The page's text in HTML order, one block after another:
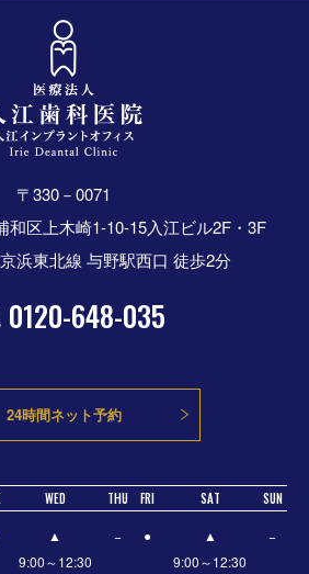
〒330－0071
和区上木崎1-10-15入江ビル2F・3F
浜東北線 与野駅西口 徒歩2分
0120-648-035
24時間ネット予約
WED THU FRI SAT SUN
▲
9:00～12:30
− ●
▲
9:00～12:30
−